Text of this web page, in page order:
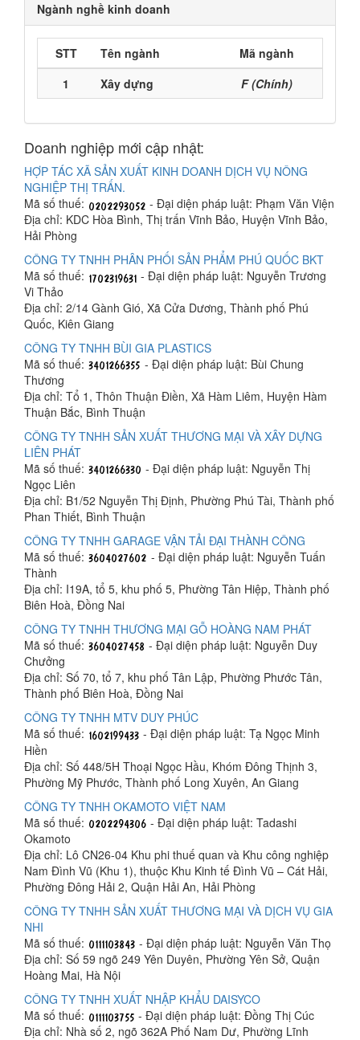
Ngành nghề kinh doanh
STT Tên ngành
Mã ngành
1
Xây dựng F (Chính)
Doanh nghiệp mới cập nhật:
HỢP TÁC XÃ SẢN XUẤT KINH DOANH DỊCH VỤ NÔNG
NGHIỆP THỊ TRẤN.
Mã số thuế:
- Đại diện pháp luật: Phạm Văn Viện
Địa chỉ: KDC Hòa Bình, Thị trấn Vĩnh Bảo, Huyện Vĩnh Bảo,
Hải Phòng
CÔNG TY TNHH PHÂN PHỐI SẢN PHẨM PHÚ QUỐC BKT
Mã số thuế:
- Đại diện pháp luật: Nguyễn Trương
Vi Thảo
Địa chỉ: 2/14 Gành Gió, Xã Cửa Dương, Thành phố Phú
Quốc, Kiên Giang
CÔNG TY TNHH BÙI GIA PLASTICS
Mã số thuế:
- Đại diện pháp luật: Bùi Chung
Thương
Địa chỉ: Tổ 1, Thôn Thuận Điền, Xã Hàm Liêm, Huyện Hàm
Thuận Bắc, Bình Thuận
CÔNG TY TNHH SẢN XUẤT THƯƠNG MẠI VÀ XÂY DỰNG
LIÊN PHÁT
Mã số thuế:
- Đại diện pháp luật: Nguyễn Thị
Ngọc Liên
Địa chỉ: B1/52 Nguyễn Thị Định, Phường Phú Tài, Thành phố
Phan Thiết, Bình Thuận
CÔNG TY TNHH GARAGE VẬN TẢI ĐẠI THÀNH CÔNG
Mã số thuế:
- Đại diện pháp luật: Nguyễn Tuấn
Thành
Địa chỉ: I19A, tổ 5, khu phố 5, Phường Tân Hiệp, Thành phố
Biên Hoà, Đồng Nai
CÔNG TY TNHH THƯƠNG MẠI GỖ HOÀNG NAM PHÁT
Mã số thuế:
- Đại diện pháp luật: Nguyễn Duy
Chưởng
Địa chỉ: Số 70, tổ 7, khu phố Tân Lập, Phường Phước Tân,
Thành phố Biên Hoà, Đồng Nai
CÔNG TY TNHH MTV DUY PHÚC
Mã số thuế:
- Đại diện pháp luật: Tạ Ngọc Minh
Hiền
Địa chỉ: Số 448/5H Thoại Ngọc Hầu, Khóm Đông Thịnh 3,
Phường Mỹ Phước, Thành phố Long Xuyên, An Giang
CÔNG TY TNHH OKAMOTO VIỆT NAM
Mã số thuế:
- Đại diện pháp luật: Tadashi
Okamoto
Địa chỉ: Lô CN26-04 Khu phi thuế quan và Khu công nghiệp
Nam Đình Vũ (Khu 1), thuộc Khu Kinh tế Đình Vũ – Cát Hải,
Phường Đông Hải 2, Quận Hải An, Hải Phòng
CÔNG TY TNHH SẢN XUẤT THƯƠNG MẠI VÀ DỊCH VỤ GIA
NHI
Mã số thuế:
- Đại diện pháp luật: Nguyễn Văn Thọ
Địa chỉ: Số 59 ngõ 249 Yên Duyên, Phường Yên Sở, Quận
Hoàng Mai, Hà Nội
CÔNG TY TNHH XUẤT NHẬP KHẨU DAISYCO
Mã số thuế:
- Đại diện pháp luật: Đồng Thị Cúc
Địa chỉ: Nhà số 2, ngõ 362A Phố Nam Dư, Phường Lĩnh